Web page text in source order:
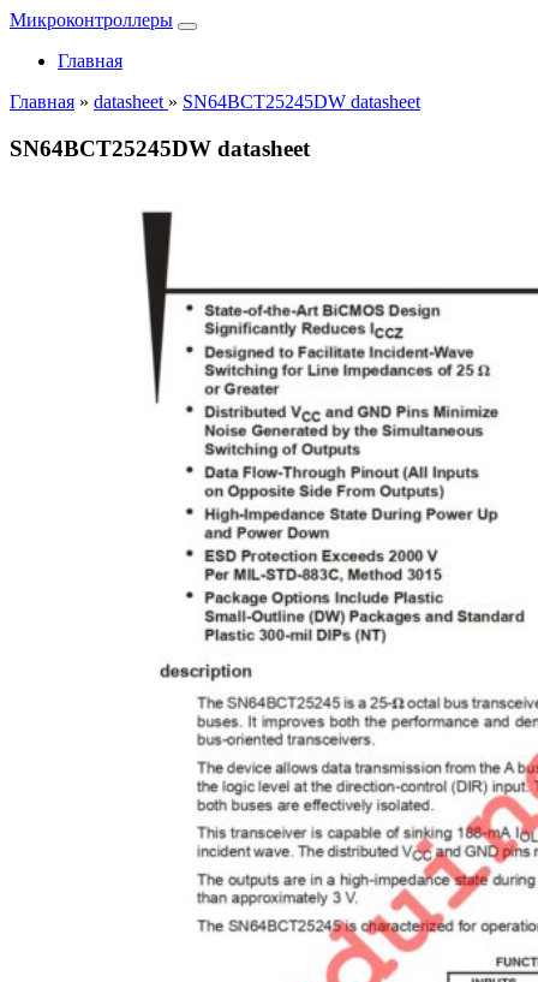
Микроконтроллеры
Главная
Главная » datasheet » SN64BCT25245DW datasheet
SN64BCT25245DW datasheet